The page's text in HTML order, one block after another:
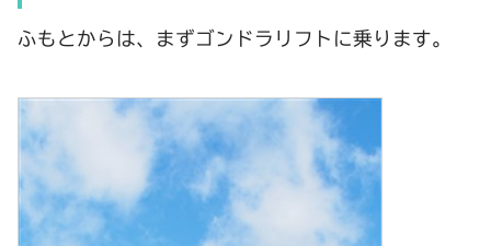
ふもとからは、まずゴンドラリフトに乗ります。